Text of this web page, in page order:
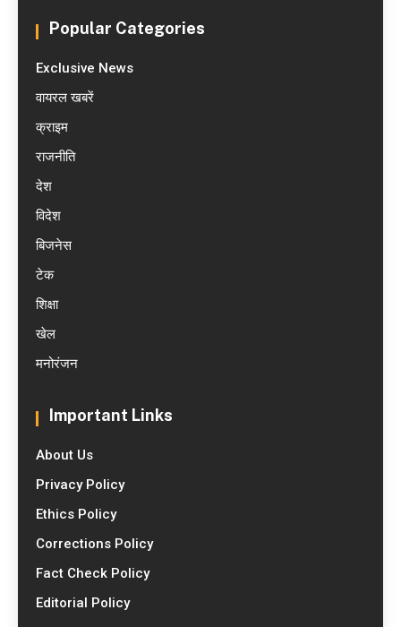
Popular Categories
Exclusive News
वायरल खबरें
क्राइम
राजनीति
देश
विदेश
बिजनेस
टेक
शिक्षा
खेल
मनोरंजन
Important Links
About Us
Privacy Policy
Ethics Policy
Corrections Policy
Fact Check Policy
Editorial Policy